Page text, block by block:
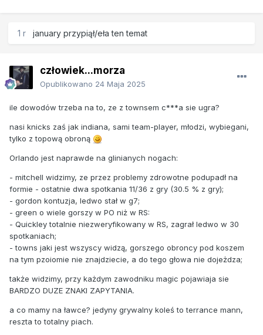
1 r january przypiął/eła ten temat
człowiek...morza
Opublikowano 24 Maja 2025
ile dowodów trzeba na to, ze z townsem c***a sie ugra?
nasi knicks zaś jak indiana, sami team-player, młodzi, wybiegani,
tylko z topową obroną
Orlando jest naprawde na glinianych nogach:
- mitchell widzimy, ze przez problemy zdrowotne podupadł na
formie - ostatnie dwa spotkania 11/36 z gry (30.5 % z gry);
- gordon kontuzja, ledwo stał w g7;
- green o wiele gorszy w PO niż w RS:
- Quickley totalnie niezweryfikowany w RS, zagrał ledwo w 30
spotkaniach;
- towns jaki jest wszyscy widzą, gorszego obroncy pod koszem
na tym pzoiomie nie znajdziecie, a do tego głowa nie dojeżdza;
także widzimy, przy każdym zawodniku magic pojawiaja sie
BARDZO DUZE ZNAKI ZAPYTANIA.
a co mamy na ławce? jedyny grywalny koleś to terrance mann,
reszta to totalny piach.